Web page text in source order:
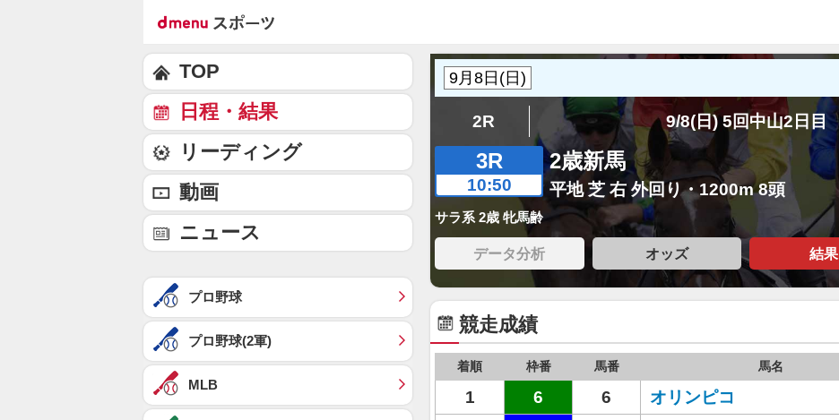
2R 9/8(日) 5回中山2日目
3R
10:50
2歳新馬
平地 芝 右 外回り・1200m 8頭
サラ系 2歳 牝馬齢
データ分析 オッズ 結果
競走成績
着順 枠番 馬番 馬名
1 6 6 オリンピコ
TOP
日程・結果
リーディング
動画
ニュース
プロ野球
プロ野球(2軍)
MLB